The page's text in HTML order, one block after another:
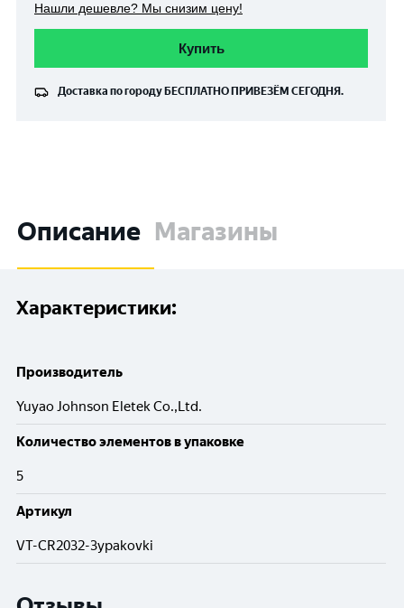
Нашли дешевле? Мы снизим цену!
Купить
Доставка по городу БЕСПЛАТНО ПРИВЕЗЁМ СЕГОДНЯ.
Описание Магазины
Характеристики:
Производитель
Yuyao Johnson Eletek Co.,Ltd.
Количество элементов в упаковке
5
Артикул
VT-CR2032-3ypakovki